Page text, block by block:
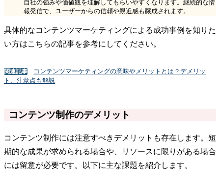
自社の強みや価値観を理解してもらいやすくなります。継続的な情
報発信で、ユーザーからの信頼や親近感も醸成されます。
具体的なコンテンツマーケティングによる成功事例を知りた
い方はこちらの記事を参考にしてください。
関連記事
コンテンツマーケティングの意味やメリットとは？デメリッ
ト、注意点も解説
コンテンツ制作のデメリット
コンテンツ制作には注意すべきデメリットも存在します。短
期的な成果が求められる場合や、リソースに限りがある場合
には留意が必要です。以下に主な課題を紹介します。